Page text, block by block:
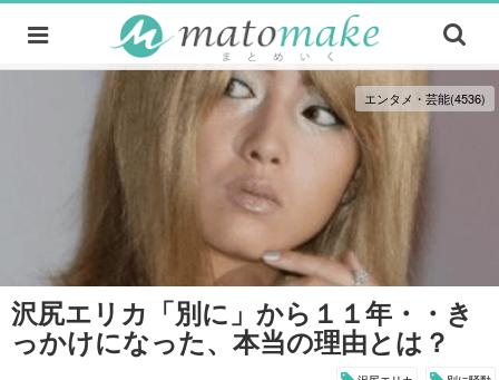
エンタメ・芸能(4536)
沢尻エリカ「別に」から１１年・・き
っかけになった、本当の理由とは？